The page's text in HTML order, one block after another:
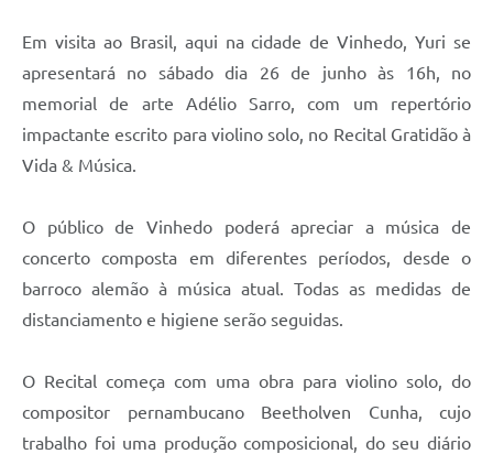
Em visita ao Brasil, aqui na cidade de Vinhedo, Yuri se
apresentará no sábado dia 26 de junho às 16h, no
memorial de arte Adélio Sarro, com um repertório
impactante escrito para violino solo, no Recital Gratidão à
Vida & Música.
O público de Vinhedo poderá apreciar a música de
concerto composta em diferentes períodos, desde o
barroco alemão à música atual. Todas as medidas de
distanciamento e higiene serão seguidas.
O Recital começa com uma obra para violino solo, do
compositor pernambucano Beetholven Cunha, cujo
trabalho foi uma produção composicional, do seu diário